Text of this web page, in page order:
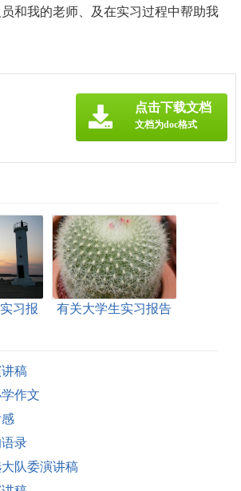
和我的老师、及在实习过程中帮助我
点击下载文档
文档为doc格式
习报
有关大学生实习报告
稿
作文
录
队委演讲稿